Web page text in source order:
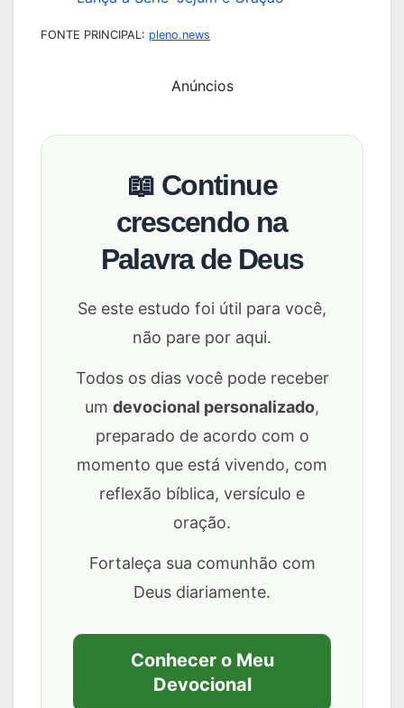
FONTE PRINCIPAL: pleno.news
Anúncios
📖 Continue
crescendo na
Palavra de Deus
Se este estudo foi útil para você,
não pare por aqui.
Todos os dias você pode receber
um devocional personalizado,
preparado de acordo com o
momento que está vivendo, com
reflexão bíblica, versículo e
oração.
Fortaleça sua comunhão com
Deus diariamente.
Conhecer o Meu
Devocional